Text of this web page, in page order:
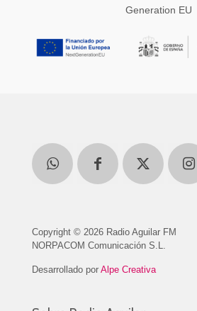
Generation EU
Copyright © 2026 Radio Aguilar FM
NORPACOM Comunicación S.L.
Desarrollado por Alpe Creativa